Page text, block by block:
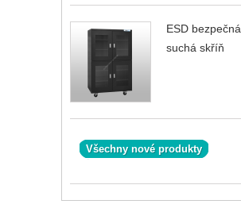
ESD bezpečná
suchá skříň
Všechny nové produkty